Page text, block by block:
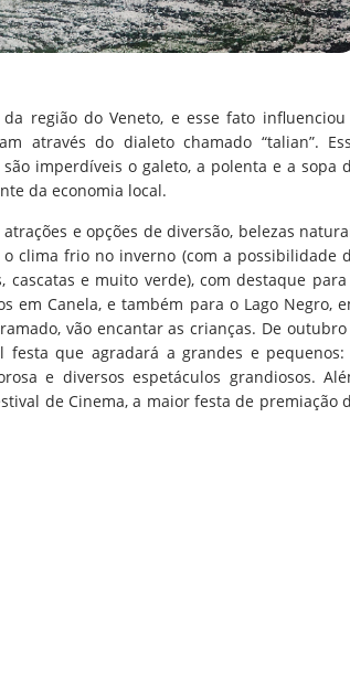
região do Veneto, e esse fato influenciou
através do dialeto chamado “talian”.
imperdíveis o galeto, a polenta e a sopa
da economia local.
e opções de diversão, belezas
clima frio no inverno (com a possibilidade
cascatas e muito verde), com destaque
em Canela, e também para o Lago Negro,
vão encantar as crianças. De outubro
que agradará a grandes e pequenos:
e diversos espetáculos grandiosos.
de Cinema, a maior festa de premiação